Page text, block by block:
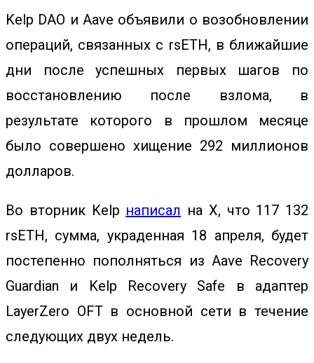
Kelp DAO и Aave объявили о возобновлении
операций, связанных с rsETH, в ближайшие
дни после успешных первых шагов по
восстановлению после взлома, в
результате которого в прошлом месяце
было совершено хищение 292 миллионов
долларов.
Во вторник Kelp написал на X, что 117 132
rsETH, сумма, украденная 18 апреля, будет
постепенно пополняться из Aave Recovery
Guardian и Kelp Recovery Safe в адаптер
LayerZero OFT в основной сети в течение
следующих двух недель.